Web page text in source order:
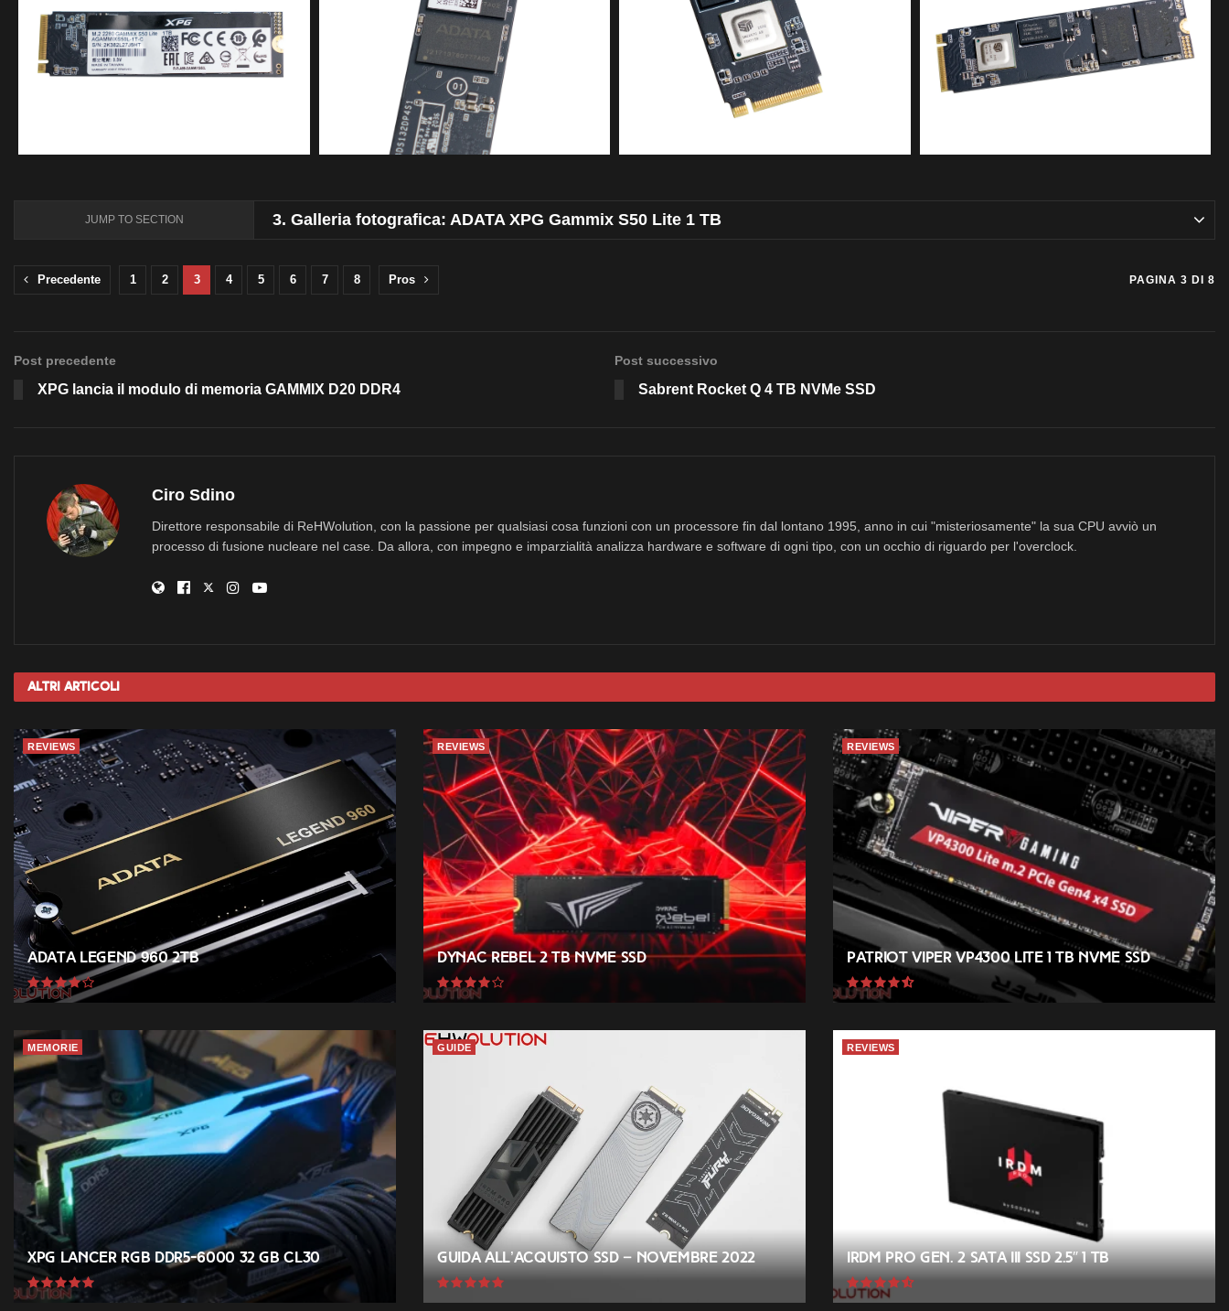
JUMP TO SECTION 3. Galleria fotografica: ADATA XPG Gammix S50 Lite 1 TB
PAGINA 3 DI 8
Precedente 1 2 3 4 5 6 7 8 Pros
Post precedente
XPG lancia il modulo di memoria GAMMIX D20 DDR4
Post successivo
Sabrent Rocket Q 4 TB NVMe SSD
Ciro Sdino
Direttore responsabile di ReHWolution, con la passione per qualsiasi cosa funzioni con un processore fin dal lontano 1995, anno in cui "misteriosamente" la sua CPU avviò un
processo di fusione nucleare nel case. Da allora, con impegno e imparzialità analizza hardware e software di ogni tipo, con un occhio di riguardo per l'overclock.
Altri Articoli
REVIEWS
ADATA Legend 960 2TB
REVIEWS
Dynac Rebel 2 TB NVMe SSD
REVIEWS
Patriot VIPER VP4300 Lite 1 TB NVMe SSD
MEMORIE
XPG Lancer RGB DDR5-6000 32 GB CL30
GUIDE
Guida all’acquisto SSD – Novembre 2022
REVIEWS
IRDM PRO GEN. 2 SATA III SSD 2.5″ 1 TB